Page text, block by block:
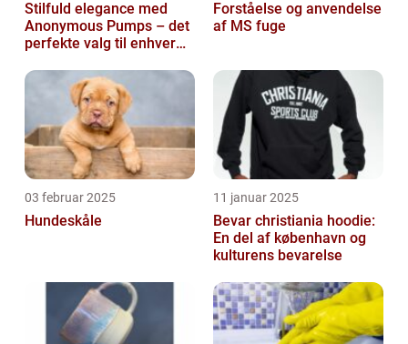
Stilfuld elegance med
Anonymous Pumps – det
perfekte valg til enhver
Forståelse og anvendelse
af MS fuge
03 februar 2025
Hundeskåle
11 januar 2025
Bevar christiania hoodie:
En del af københavn og
kulturens bevarelse